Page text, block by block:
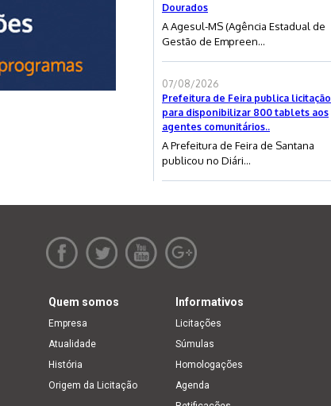
Dourados
A Agesul-MS (Agência Estadual de
Gestão de Empreen...
07/08/2026
Prefeitura de Feira publica licitação
para disponibilizar 800 tablets aos
agentes comunitários..
A Prefeitura de Feira de Santana
publicou no Diári...
Quem somos
Empresa
Atualidade
História
Origem da Licitação
Informativos
Licitações
Súmulas
Homologações
Agenda